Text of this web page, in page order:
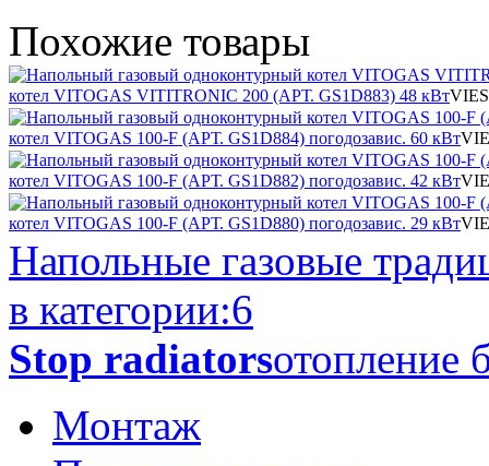
Похожие товары
котел VITOGAS VITITRONIC 200 (АРТ. GS1D883) 48 кВт
котел VITOGAS 100-F (АРТ. GS1D884) погодозавис. 60 кВт
котел VITOGAS 100-F (АРТ. GS1D882) погодозавис. 42 кВт
котел VITOGAS 100-F (АРТ. GS1D880) погодозавис. 29 кВт
Напольные газовые
в категории:6
Stop radiatorsотопление
Монтаж